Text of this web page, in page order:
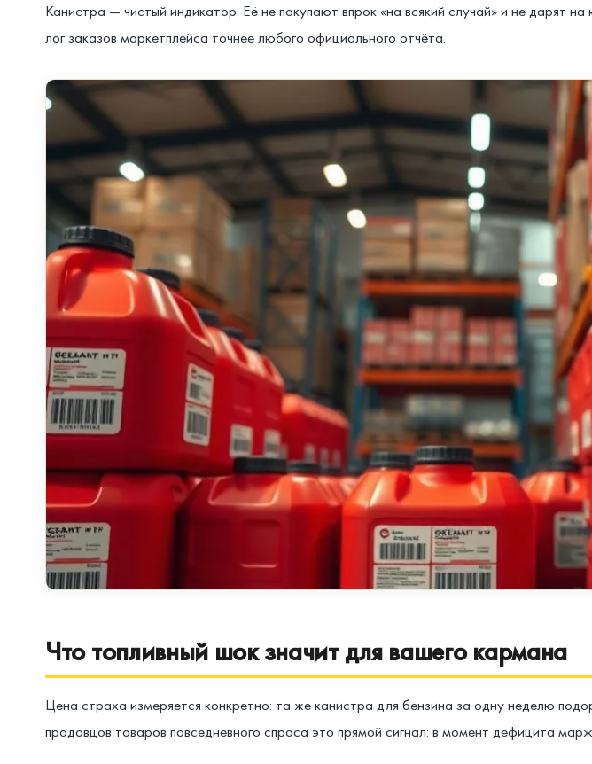
Канистра — чистый индикатор. Её не покупают впрок «на всякий случай» и не дарят
лог заказов маркетплейса точнее любого официального отчёта.
Что топливный шок значит для вашего кармана
Цена страха измеряется конкретно: та же канистра для бензина за одну неделю
продавцов товаров повседневного спроса это прямой сигнал: в момент дефицита